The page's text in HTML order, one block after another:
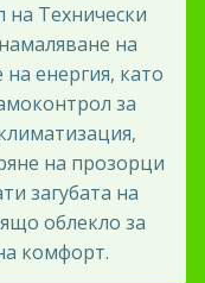
на Технически
на
енергия, като
за
на прозорци
загубата на
облекло за
комфорт.